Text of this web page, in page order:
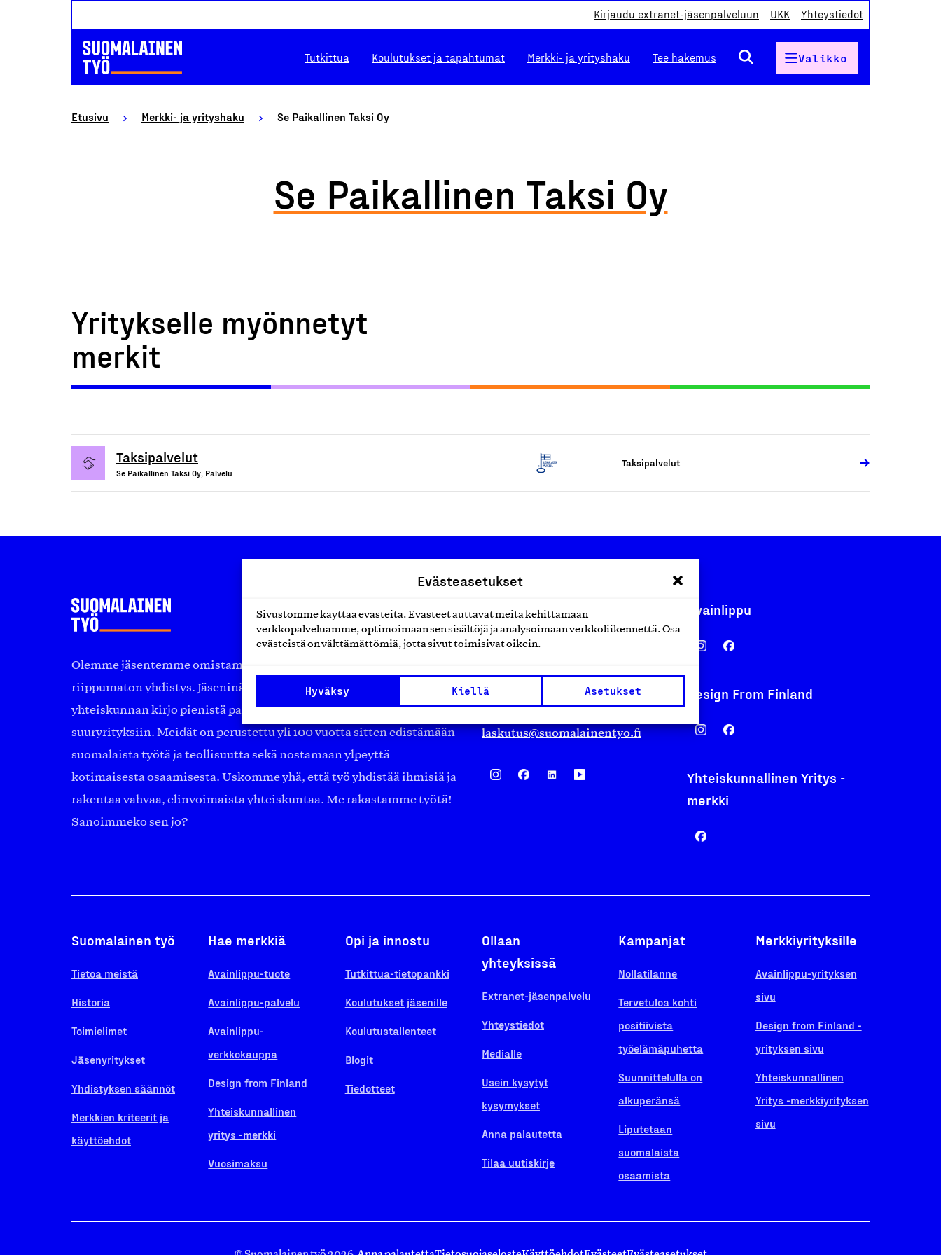
Evästeasetukset
Sivustomme käyttää evästeitä. Evästeet auttavat meitä kehittämään
verkkopalveluamme, optimoimaan sen sisältöjä ja analysoimaan verkkoliikennettä. Osa
evästeistä on välttämättömiä, jotta sivut toimisivat oikein.
Hyväksy Kiellä Asetukset
Kirjaudu extranet-jäsenpalveluun UKK Yhteystiedot
Tutkittua Koulutukset ja tapahtumat Merkki- ja yrityshaku Tee hakemus Valikko
Etusivu Merkki- ja yrityshaku Se Paikallinen Taksi Oy
Se Paikallinen Taksi Oy
Yritykselle myönnetyt
merkit
Taksipalvelut
Se Paikallinen Taksi Oy, Palvelu
Taksipalvelut
Olemme jäsentemme omistama puolueeton, työmarkkinajärjestöistä
riippumaton yhdistys. Jäseninämme on koko suomalaisen
yhteiskunnan kirjo pienistä pajoista ja yhteisöistä kansainvälisiin
suuryrityksiin. Meidät on perustettu yli 100 vuotta sitten edistämään
suomalaista työtä ja teollisuutta sekä nostamaan ylpeyttä
kotimaisesta osaamisesta. Uskomme yhä, että työ yhdistää ihmisiä ja
rakentaa vahvaa, elinvoimaista yhteiskuntaa. Me rakastamme työtä!
Sanoimmeko sen jo?
Suomalainen työ ry
Eteläranta 14,
Finland
asiakaspalvelu@suomalainentyo.fi
laskutus@suomalainentyo.fi
Avainlippu
Design From Finland
Yhteiskunnallinen Yritys -
merkki
Suomalainen työ
Tietoa meistä
Historia
Toimielimet
Jäsenyritykset
Yhdistyksen säännöt
Merkkien kriteerit ja
käyttöehdot
Hae merkkiä
Avainlippu-tuote
Avainlippu-palvelu
Avainlippu-
verkkokauppa
Design from Finland
Yhteiskunnallinen
yritys -merkki
Vuosimaksu
Opi ja innostu
Tutkittua-tietopankki
Koulutukset jäsenille
Koulutustallenteet
Blogit
Tiedotteet
Ollaan
yhteyksissä
Extranet-jäsenpalvelu
Yhteystiedot
Medialle
Usein kysytyt
kysymykset
Anna palautetta
Tilaa uutiskirje
Kampanjat
Nollatilanne
Tervetuloa kohti
positiivista
työelämäpuhetta
Suunnittelulla on
alkuperänsä
Liputetaan
suomalaista
osaamista
Merkkiyrityksille
Avainlippu-yrityksen
sivu
Design from Finland -
yrityksen sivu
Yhteiskunnallinen
Yritys -merkkiyrityksen
sivu